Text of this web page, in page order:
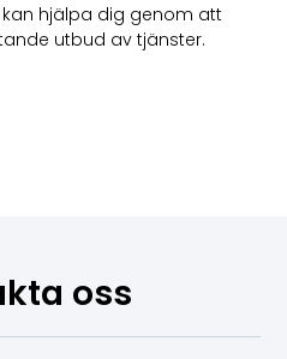
hjälpa dig genom att
utbud av tjänster.
oss